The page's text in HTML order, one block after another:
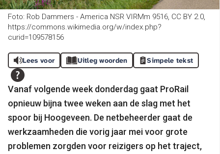
Foto: Rob Dammers - America NSR VIRMm 9516, CC BY 2.0,
https://commons.wikimedia.org/w/index.php?
curid=109578156
Lees voor Uitleg woorden Simpele tekst
Vanaf volgende week donderdag gaat ProRail
opnieuw bijna twee weken aan de slag met het
spoor bij Hoogeveen. De netbeheerder gaat de
werkzaamheden die vorig jaar mei voor grote
problemen zorgden voor reizigers op het traject,